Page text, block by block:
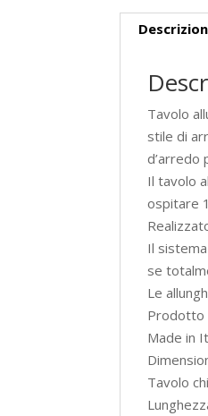
Tavolo
stile di
d’arredo
Il tavolo
ospitare
Il
se
Le
Prodotto
Made in
Tavolo